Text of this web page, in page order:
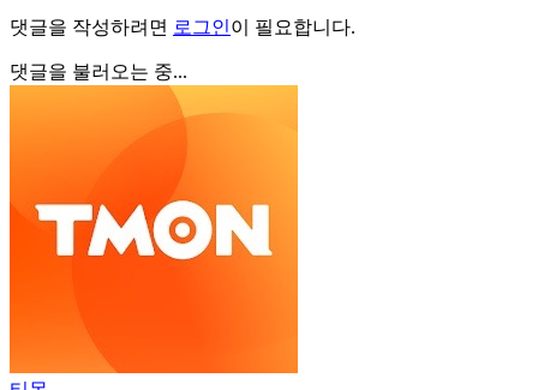
댓글을 작성하려면 로그인이 필요합니다.
댓글을 불러오는 중...